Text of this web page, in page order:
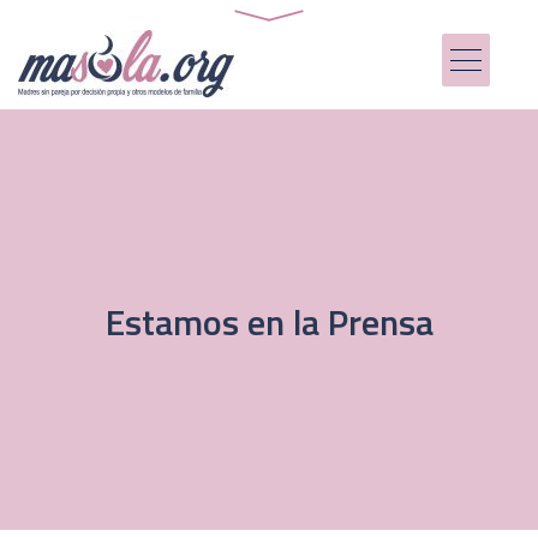
Estamos en la Prensa